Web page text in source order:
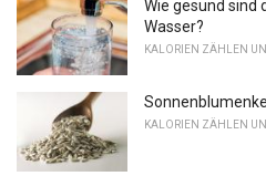
Wie gesund sind
Wasser?
KALORIEN ZÄHLEN
KALORIEN ZÄHLEN